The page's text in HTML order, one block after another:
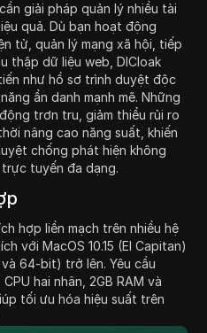
giải pháp quản lý nhiều tài
quả. Dù bạn hoạt động
tử, quản lý mạng xã hội, tiếp
thập dữ liệu web, DICloak
như hồ sơ trình duyệt độc
ẩn danh mạnh mẽ. Những
trơn tru, giảm thiểu rủi ro
nâng cao năng suất, khiến
chống phát hiện không
tuyến đa dạng.
hợp liền mạch trên nhiều hệ
với MacOS 10.15 (El Capitan)
64-bit) trở lên. Yêu cầu
hai nhân, 2GB RAM và
tối ưu hóa hiệu suất trên